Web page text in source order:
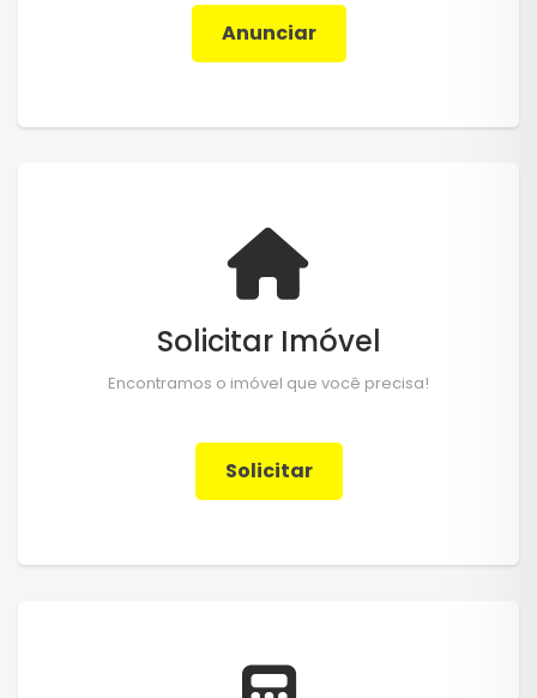
Anunciar
Solicitar Imóvel
Encontramos o imóvel que você precisa!
Solicitar